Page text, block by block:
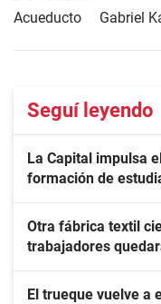
Acueducto
Gabriel
Seguí leyendo
La Capital impulsa
formación de
Otra fábrica textil
trabajadores
El trueque vuelve a